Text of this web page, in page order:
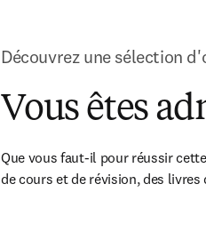
Découvrez une sélection
Vous êtes
Que vous faut-il pour réussir
de cours et de révision, des